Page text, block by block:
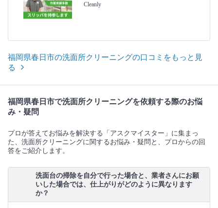
Cleanly
福岡県春日市の洗面所クリーニングの口コミをもっと見
る
福岡県春日市で洗面所クリーニングを依頼する際のお悩
み・疑問
プロが答えてお悩みを解決する「アスクマイスター」に集まっ
た、洗面所クリーニングに関するお悩み・疑問と、プロからの回
答をご紹介します。
洗面台の掃除を自分で行った場合と、業者さんにお願
いした場合では、仕上がりがどのように異なります
か？